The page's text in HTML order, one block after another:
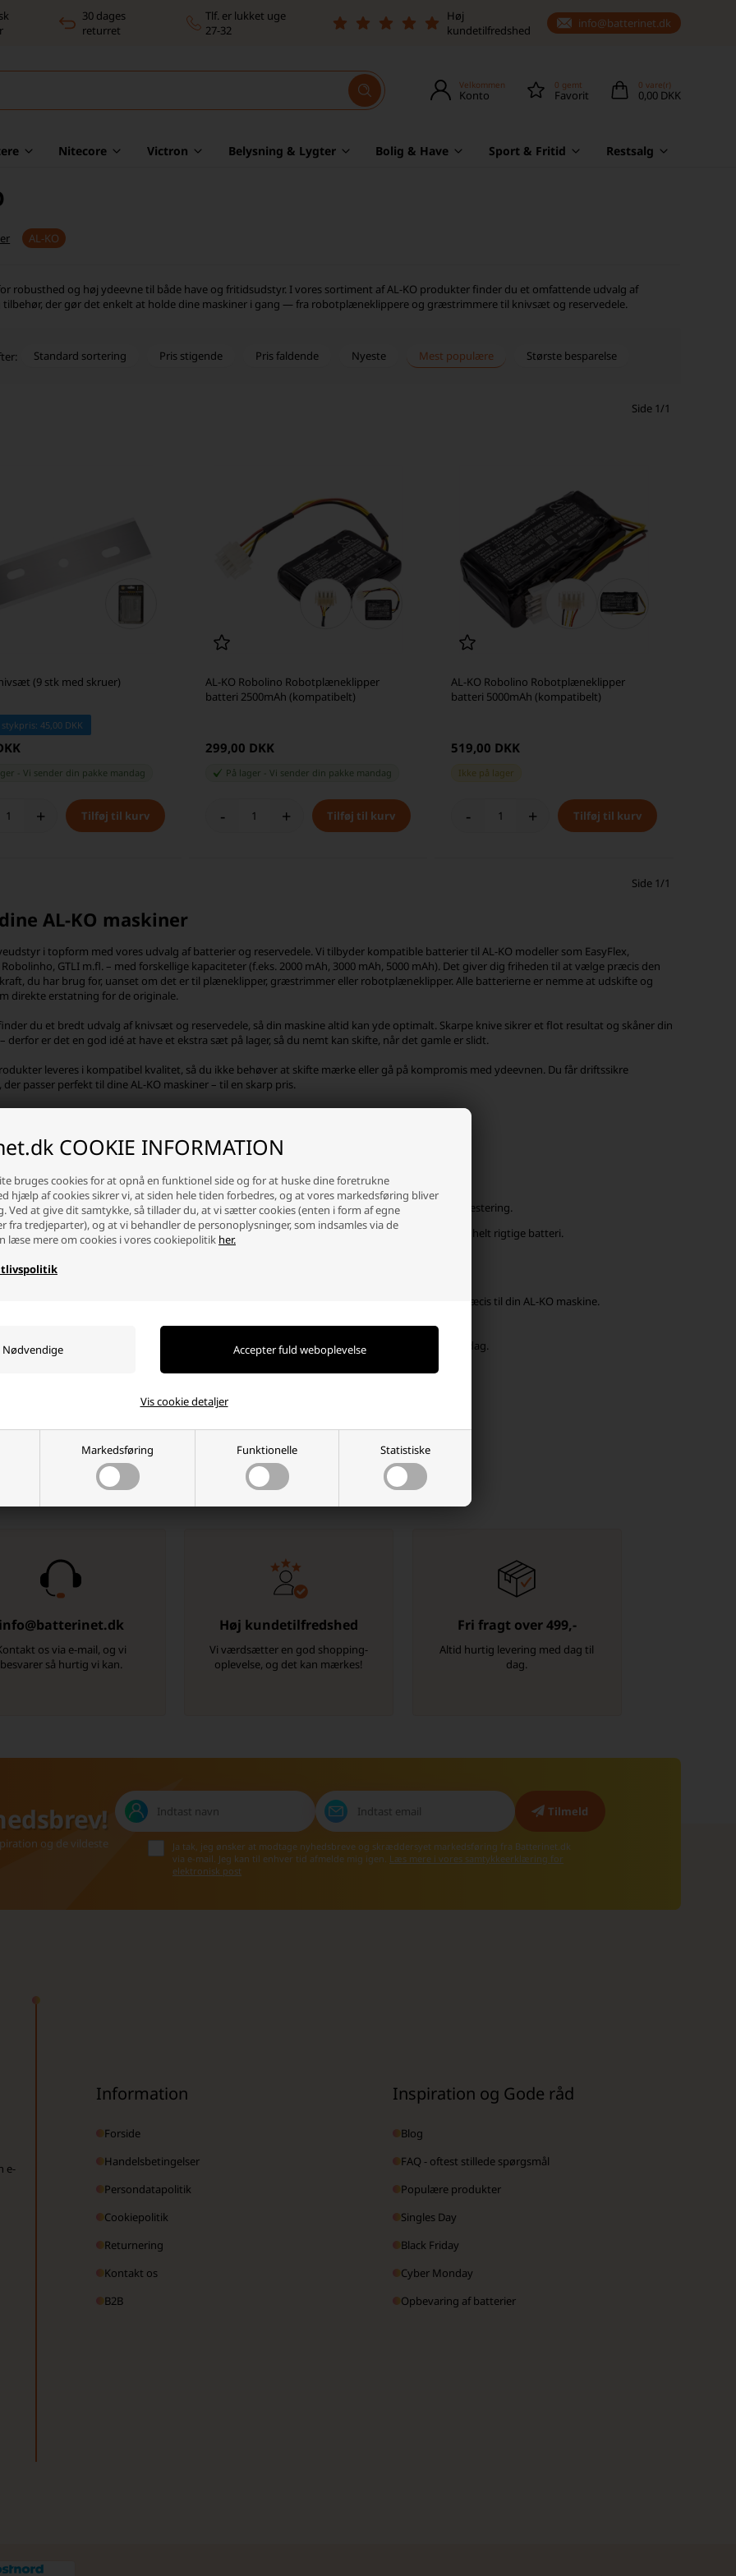
COOKIE INFORMATION
bruges cookies for at opnå en funktionel side og for at huske dine foretrukne
hjælp af cookies sikrer vi, at siden hele tiden forbedres, og at vores markedsføring bliver
Ved at give dit samtykke, så tillader du, at vi sætter cookies (enten i form af egne
fra tredjeparter), og at vi behandler de personoplysninger, som indsamles via de
læse mere om cookies i vores cookiepolitik her.
Markedsføring Funktionelle Statistiske
Vis cookie detaljer
30 dages
returret
Tlf. er lukket uge
27-32
Høj
kundetilfredshed
info@batterinet.dk
Velkommen
Konto
0 gemt
Favorit
0 vare(r)
0,00 DKK
Nitecore Victron Belysning & Lygter Bolig & Have Sport & Fritid Restsalg
AL-KO
robusthed og høj ydeevne til både have og fritidsudstyr. I vores sortiment af AL-KO produkter finder du et omfattende udvalg af
tilbehør, der gør det enkelt at holde dine maskiner i gang — fra robotplæneklippere og græstrimmere til knivsæt og reservedele.
Standard sortering Pris stigende Pris faldende Nyeste Mest populære Største besparelse
Side 1/1
(9 stk med skruer)
45,00 DKK
-Vi sender din pakke mandag
+
AL-KO Robolino Robotplæneklipper
batteri 2500mAh (kompatibelt)
299,00 DKK
På lager Vi sender din pakke mandag
- +
AL-KO Robolino Robotplæneklipper
batteri 5000mAh (kompatibelt)
519,00 DKK
Ikke på lager
- +
Side 1/1
AL-KO maskiner
i topform med vores udvalg af batterier og reservedele. Vi tilbyder kompatible batterier til AL-KO modeller som EasyFlex,
Robolinho, GTLI m.fl. – med forskellige kapaciteter (f.eks. 2000 mAh, 3000 mAh, 5000 mAh). Det giver dig friheden til at vælge præcis den
du har brug for, uanset om det er til plæneklipper, græstrimmer eller robotplæneklipper. Alle batterierne er nemme at udskifte og
direkte erstatning for de originale.
du et bredt udvalg af knivsæt og reservedele, så din maskine altid kan yde optimalt. Skarpe knive sikrer et flot resultat og skåner din
derfor er det en god idé at have et ekstra sæt på lager, så du nemt kan skifte, når det gamle er slidt.
leveres i kompatibel kvalitet, så du ikke behøver at skifte mærke eller gå på kompromis med ydeevnen. Du får driftssikre
der passer perfekt til dine AL-KO maskiner – til en skarp pris.
uoverskueligt at vælge batteri, men det er faktisk enkelt:
på din AL-KO maskine (står ofte på et klistermærke eller i manualen).
kapaciteten (mAh) – jo højere kapacitet, desto længere driftstid får du.
dit behov – bruger du maskinen ofte og i længere tid, kan et større batteri være en god investering.
du altid velkommen til at kontakte vores kundeservice – vi hjælper dig gerne med at finde det helt rigtige batteri.
ved at vælge AL-KO hos os
variation: Vælg mellem forskellige kapaciteter og størrelser, så du finder det batteri, der passer præcis til din AL-KO maskine.
pris og kvalitet: Kompatible produkter, der giver samme pålidelighed som de originale.
levering og god service: Bestil inden kl. 15.30 (man–tor) eller kl. 14.00 (fre), så sender vi samme dag.
spørgsmål (FAQ)
Hvorfor handle hos batterinet?
Der er mange gode grunde, men her er et par
info@batterinet.dk
os via e-mail, og vi
besvarer så hurtig vi kan.
Høj kundetilfredshed
Vi værdsætter en god shopping-
oplevelse, og det kan mærkes!
Fri fragt over 499,-
Altid hurtig levering med dag til
dag.
og de vildeste
Ja tak, jeg ønsker at modtage nyhedsbreve og skræddersyet markedsføring fra Batterinet.dk
via e-mail. Jeg kan til enhver tid afmelde mig igen. Læs mere i vores samtykkeerklæring for
elektronisk post
e-
Information
Forside
Handelsbetingelser
Persondatapolitik
Cookiepolitik
Returnering
Kontakt os
B2B
Inspiration og Gode råd
Blog
FAQ - oftest stillede spørgsmål
Populære produkter
Singles Day
Black Friday
Cyber Monday
Opbevaring af batterier